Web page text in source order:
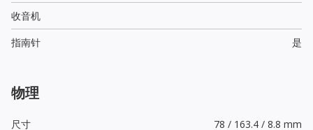
收音机
指南针
是
物理
尺寸
78 / 163.4 / 8.8 mm